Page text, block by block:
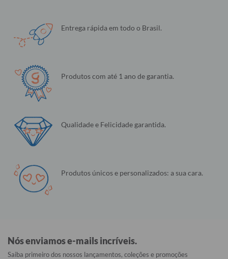
Entrega rápida em todo o Brasil.
Produtos com até 1 ano de garantia.
Qualidade e Felicidade garantida.
Produtos únicos e personalizados: a sua cara.
Nós enviamos e-mails incríveis.
Saiba primeiro dos nossos lançamentos, coleções e promoções